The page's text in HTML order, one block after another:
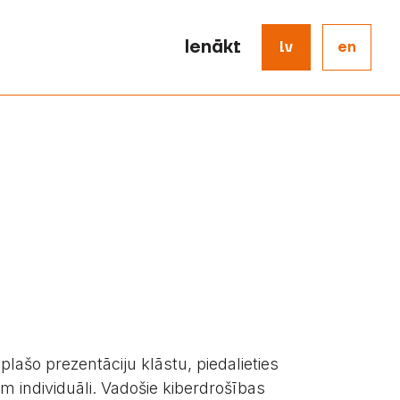
Ienākt lv en
prezentāciju klāstu, piedalieties
individuāli. Vadošie kiberdrošības